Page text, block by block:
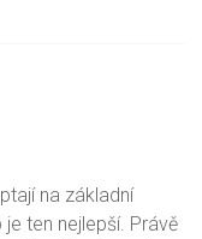
na základní
ten nejlepší. Právě